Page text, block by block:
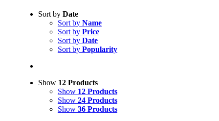
Sort by Date
Sort by Name
Sort by Price
Sort by Date
Sort by Popularity
Show 12 Products
Show 12 Products
Show 24 Products
Show 36 Products